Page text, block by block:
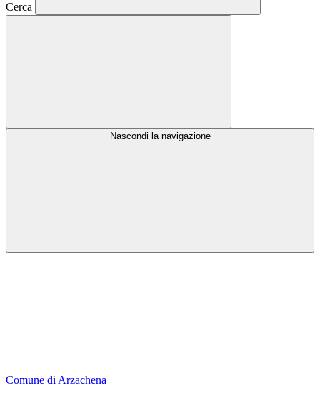
Cerca
Nascondi la navigazione
Comune di Arzachena